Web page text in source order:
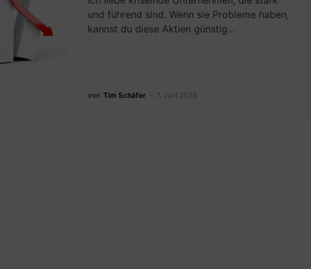
und führend sind. Wenn sie Probleme haben,
kannst du diese Aktien günstig…
von Tim Schäfer 7. Juni 2025